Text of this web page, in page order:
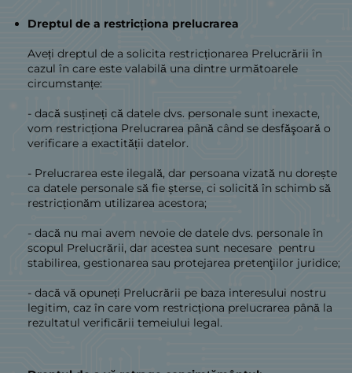
Dreptul de a restricționa prelucrarea
Aveți dreptul de a solicita restricționarea Prelucrării în
cazul în care este valabilă una dintre următoarele
circumstanțe:
- dacă susțineți că datele dvs. personale sunt inexacte,
vom restricționa Prelucrarea până când se desfăşoară o
verificare a exactității datelor.
- Prelucrarea este ilegală, dar persoana vizată nu dorește
ca datele personale să fie șterse, ci solicită în schimb să
restricționăm utilizarea acestora;
- dacă nu mai avem nevoie de datele dvs. personale în
scopul Prelucrării, dar acestea sunt necesare pentru
stabilirea, gestionarea sau protejarea pretenţiilor juridice;
- dacă vă opuneți Prelucrării pe baza interesului nostru
legitim, caz în care vom restricționa prelucrarea până la
rezultatul verificării temeiului legal.